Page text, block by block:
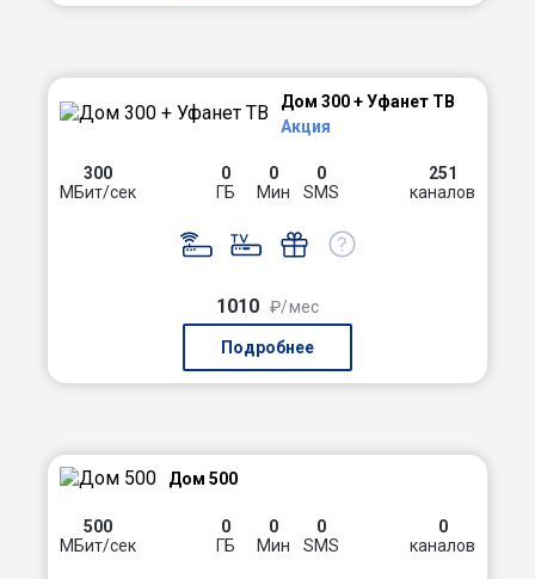
Дом 300 + Уфанет ТВ
Акция
300
МБит/сек
0
ГБ
0
Мин
0
SMS
251
каналов
1010 ₽/мес
Подробнее
Дом 500
500
МБит/сек
0
ГБ
0
Мин
0
SMS
0
каналов